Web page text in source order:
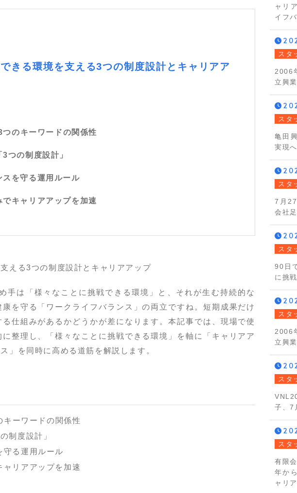
きる環境を支える3つの制度設計とキャリアア
のキーワードの関係性
つの制度設計」
を守る運用ルール
キャリアアップを加速
える3つの制度設計とキャリアアップ
手は「様々なことに挑戦できる環境」と、それが生む持続的な
康を守る「ワークライフバランス」の両立ですね。短期成果だけ
仕組みがあるかどうかが差になります。本記事では、現場で使
整理し、「様々なことに挑戦できる環境」を軸に「キャリアア
」を同時に高める道筋を解説します。
ーワードの関係性
制度設計」
守る運用ルール
ャリアアップを加速
ャリ
イフ
スタ
2006
立興
スタ
亀田
実現
スタ
7月
会社
スタ
90日
に挑
スタ
2006
立興
スタ
子、7
スタ
有限
年か
ャリア